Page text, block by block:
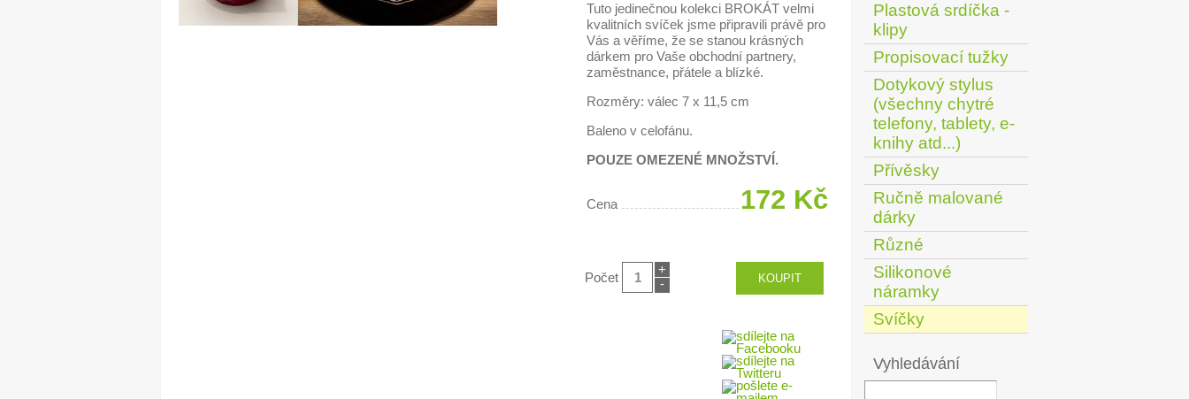
Tuto jedinečnou kolekci BROKÁT velmi
kvalitních svíček jsme připravili právě pro
Vás a věříme, že se stanou krásných
dárkem pro Vaše obchodní partnery,
zaměstnance, přátele a blízké.
Rozměry: válec 7 x 11,5 cm
Baleno v celofánu.
POUZE OMEZENÉ MNOŽSTVÍ.
Cena 172 Kč
Počet
+
-
Plastová srdíčka -
klipy
Propisovací tužky
Dotykový stylus
(všechny chytré
telefony, tablety, e-
knihy atd...)
Přívěsky
Ručně malované
dárky
Různé
Silikonové
náramky
Svíčky
Vyhledávání